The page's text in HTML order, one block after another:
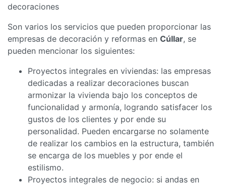
decoraciones
Son varios los servicios que pueden proporcionar las
empresas de decoración y reformas en Cúllar, se
pueden mencionar los siguientes:
Proyectos integrales en viviendas: las empresas
dedicadas a realizar decoraciones buscan
armonizar la vivienda bajo los conceptos de
funcionalidad y armonía, logrando satisfacer los
gustos de los clientes y por ende su
personalidad. Pueden encargarse no solamente
de realizar los cambios en la estructura, también
se encarga de los muebles y por ende el
estilismo.
Proyectos integrales de negocio: si andas en